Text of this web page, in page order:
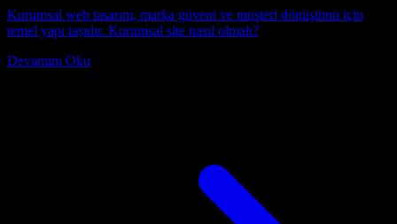
Kurumsal web tasarım, marka güveni ve müşteri dönüşümü için
temel yapı taşıdır. Kurumsal site nasıl olmalı?
Devamını Oku